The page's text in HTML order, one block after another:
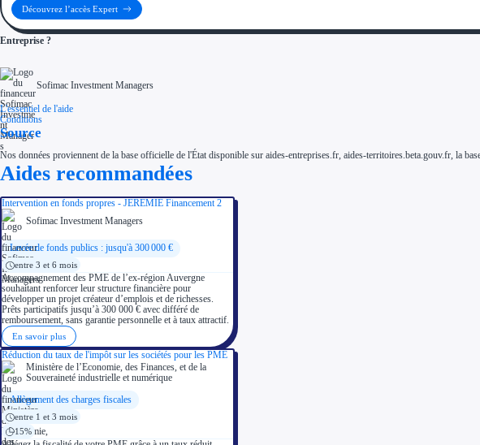
Découvrez l’accès Expert
Entreprise ?
Sofimac Investment Managers
L'essentiel de l'aide
Conditions
Source
Nos données proviennent de la base officielle de l'État disponible sur aides-entreprises.fr, aides-territoires.beta.gouv.fr, la
Aides recommandées
Intervention en fonds propres - JEREMIE Financement 2
Sofimac Investment Managers
Levée de fonds publics : jusqu'à 300 000 €
entre 3 et 6 mois
Accompagnement des PME de l’ex-région Auvergne
souhaitant renforcer leur structure financière pour
développer un projet créateur d’emplois et de richesses.
Prêts participatifs jusqu’à 300 000 € avec différé de
remboursement, sans garantie personnelle et à taux attractif.
En savoir plus
Réduction du taux de l'impôt sur les sociétés pour les PME
Ministère de l’Economie, des Finances, et de la
Souveraineté industrielle et numérique
Allègement des charges fiscales
entre 1 et 3 mois
15%